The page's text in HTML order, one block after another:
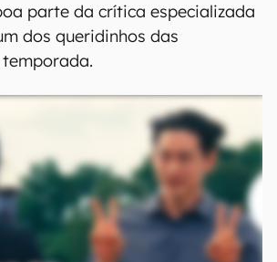
parte da crítica especializada
dos queridinhos das